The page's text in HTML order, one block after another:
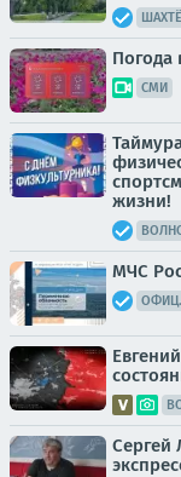
Погода
СМИ
жизни!
МЧС
ОФИЦ.
Сергей